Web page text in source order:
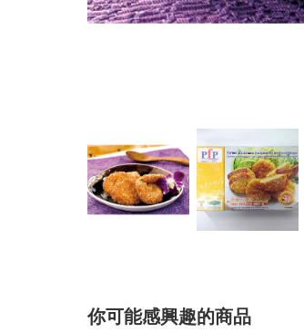
你可能感興趣的商品